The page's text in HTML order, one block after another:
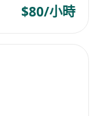
$80/小時